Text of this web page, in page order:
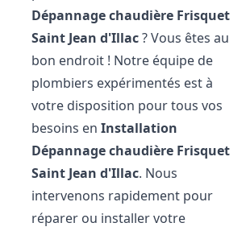
Dépannage chaudière Frisquet
Saint Jean d'Illac? Vous êtes au
bon endroit ! Notre équipe de
plombiers expérimentés est à
votre disposition pour tous vos
besoins enInstallation
Dépannage chaudière Frisquet
Saint Jean d'Illac. Nous
intervenons rapidement pour
réparer ou installer votre